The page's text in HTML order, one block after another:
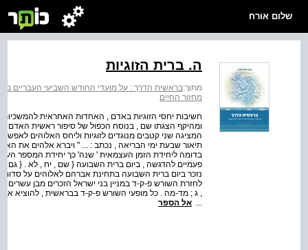
שלום אורח
ה. ברית הזוגיות
מתוך:בראשית הדרך : על מועדי החודש השביעי העבריים
מחזור החיים
חשיבות יחסי הזוגיות באדם , האחדות האחראית
ומהיקף הצגתו שם , בנוסח הכפול של סיפור ראשית האדם
המציגה שני קטבים מנוגדים לזוגיות וליחס האלוהים
בדומה ליחידת הזמן העצמאית ' שנה' כך יחידת המספר
פעמיים להדגשה , ביום ברית השבועה { שם , יח , לא . { גם
לחזרת השורש פ-ק-ד במניין בני ישראל הזכרים מבן
, ג ; מד-מה . כל מופעי השורש פ-ק-ד בבראשית , להוציא
אל הספר